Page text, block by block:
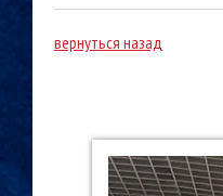
вернуться назад